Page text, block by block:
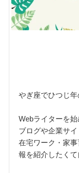
やぎ座でひつじ年
Webライターを
ブログや企業サ
在宅ワーク・家
報を紹介したく